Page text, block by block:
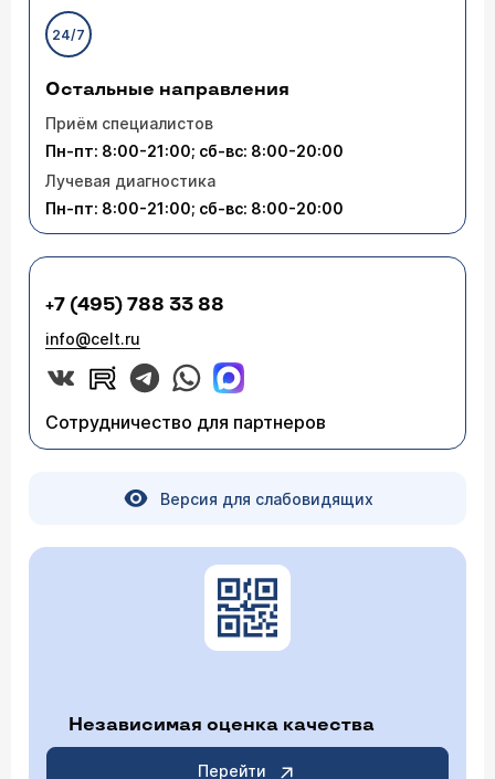
24/7
Остальные направления
Приём специалистов
Пн-пт: 8:00-21:00; сб-вс: 8:00-20:00
Лучевая диагностика
Пн-пт: 8:00-21:00; сб-вс: 8:00-20:00
+7 (495) 788 33 88
info@celt.ru
Сотрудничество для партнеров
Версия для слабовидящих
Независимая оценка качества
Перейти